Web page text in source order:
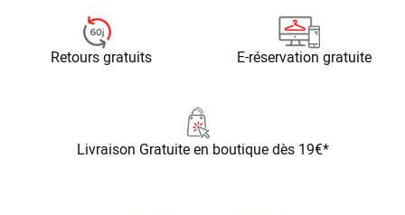
Retours gratuits E-réservation gratuite
Livraison Gratuiteen boutique dès 19€*